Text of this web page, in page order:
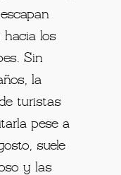
hacia los
Sin
la
turistas
pese a
suele
y las